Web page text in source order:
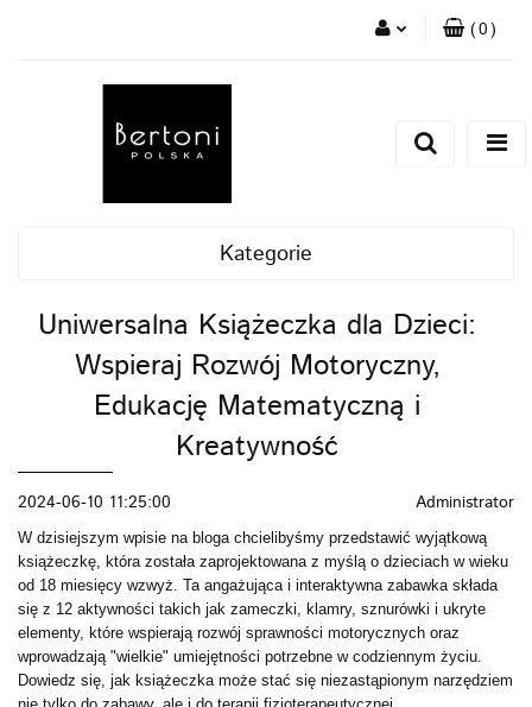
(0)
Kategorie
Uniwersalna Książeczka dla Dzieci:
Wspieraj Rozwój Motoryczny,
Edukację Matematyczną i
Kreatywność
2024-06-10 11:25:00 Administrator
W dzisiejszym wpisie na bloga chcielibyśmy przedstawić wyjątkową
książeczkę, która została zaprojektowana z myślą o dzieciach w wieku
od 18 miesięcy wzwyż. Ta angażująca i interaktywna zabawka składa
się z 12 aktywności takich jak zameczki, klamry, sznurówki i ukryte
elementy, które wspierają rozwój sprawności motorycznych oraz
wprowadzają "wielkie" umiejętności potrzebne w codziennym życiu.
Dowiedz się, jak książeczka może stać się niezastąpionym narzędziem